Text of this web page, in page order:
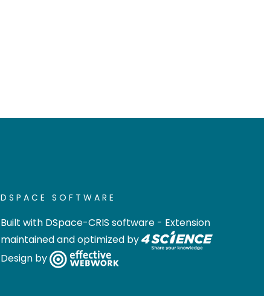
DSPACE SOFTWARE
Built with DSpace-CRIS software - Extension
maintained and optimized by
Design by